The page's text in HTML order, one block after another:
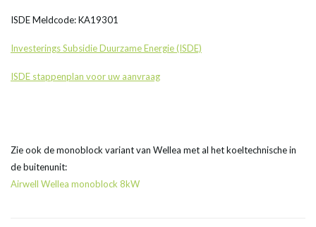
ISDE Meldcode: KA19301
Investerings Subsidie Duurzame Energie (ISDE)
ISDE stappenplan voor uw aanvraag
Zie ook de monoblock variant van Wellea met al het koeltechnische in
de buitenunit:
Airwell Wellea monoblock 8kW